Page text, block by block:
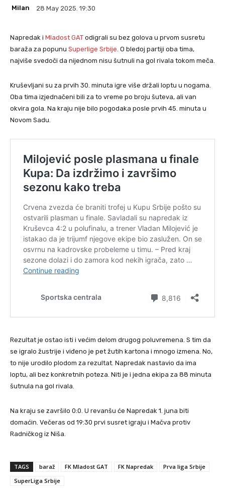
Milan 28 May 2025. 19:30
Napredak i Mladost GAT odigrali su bez golova u prvom susretu
baraža za popunu Superlige Srbije. O bledoj partiji oba tima,
najviše svedoči da nijednom nisu šutnuli na gol rivala tokom meča.
Kruševljani su za prvih 30. minuta igre više držali loptu u nogama.
Oba tima izjednačeni bili za to vreme po broju šuteva, ali van
okvira gola. Na kraju nije bilo pogodaka posle prvih 45. minuta u
Novom Sadu.
Rezultat je ostao isti i većim delom drugog poluvremena. S tim da
se igralo žustrije i viđeno je pet žutih kartona i mnogo izmena. No,
to nije urodilo plodom za rezultat. Napredak nastavio da ima
loptu, ali bez konkretnih poteza. Niti je i jedna ekipa za 88 minuta
šutnula na gol rivala.
Na kraju se završilo 0:0. U revanšu će Napredak 1. juna biti
domaćin. Večeras od 19:30 prvi susret igraju i Mačva protiv
Radničkog iz Niša.
TAGS baraž FK Mladost GAT FK Napredak
Prva liga Srbije
SuperLiga Srbije